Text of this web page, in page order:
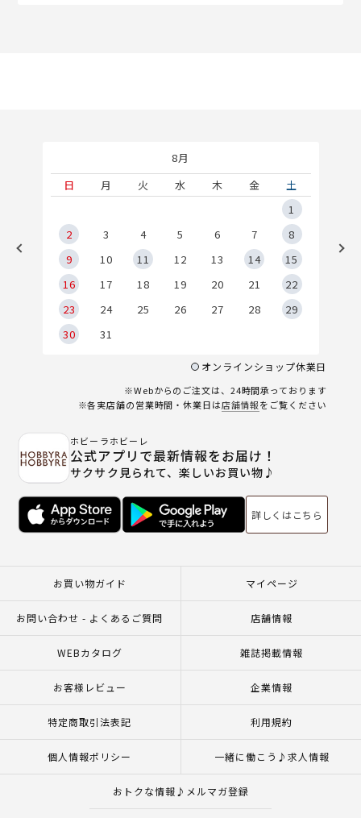
8月
日
月 火 水 木 金
土
1
2
3 4 5 6 7
8
9
10 11 12 13 14
15
16
17 18 19 20 21
22
23
24 25 26 27 28
29
30
31
オンラインショップ休業日
※Webからのご注文は、24時間承っております
※各実店舗の営業時間・休業日は店舗情報をご覧ください
ホビーラホビーレ
公式アプリで最新情報をお届け！
サクサク見られて、楽しいお買い物♪
詳しくはこちら
お買い物ガイド マイページ
お問い合わせ - よくあるご質問 店舗情報
WEBカタログ 雑誌掲載情報
お客様レビュー 企業情報
特定商取引法表記 利用規約
個人情報ポリシー 一緒に働こう♪求人情報
おトクな情報♪メルマガ登録